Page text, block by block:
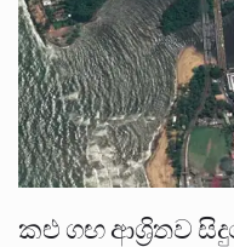
කළු ගඟ ආශ්‍රිතව